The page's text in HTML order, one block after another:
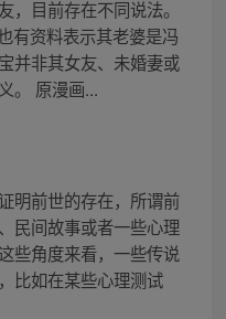
，目前存在不同说法。
有资料表示其老婆是冯
并非其女友、未婚妻或
。 原漫画...
明前世的存在，所谓前
民间故事或者一些心理
些角度来看，一些传说
比如在某些心理测试